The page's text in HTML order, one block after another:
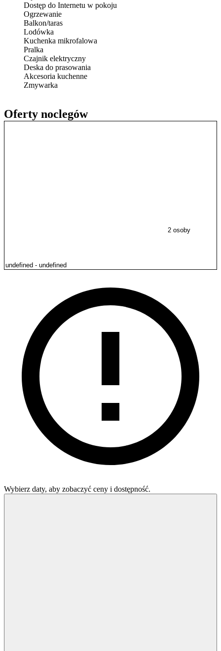
Oferty noclegów
2 osoby
Wybierz daty, aby zobaczyć ceny i dostępność.
Dostęp do Internetu w pokoju
Ogrzewanie
Balkon/taras
Lodówka
Kuchenka mikrofalowa
Pralka
Czajnik elektryczny
Deska do prasowania
Akcesoria kuchenne
Zmywarka